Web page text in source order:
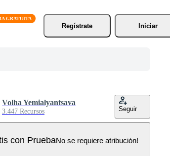
Regístrate
Iniciar
Volha Yemialyantsava
3.447 Recursos Seguir
con PruebaNo se requiere atribución!